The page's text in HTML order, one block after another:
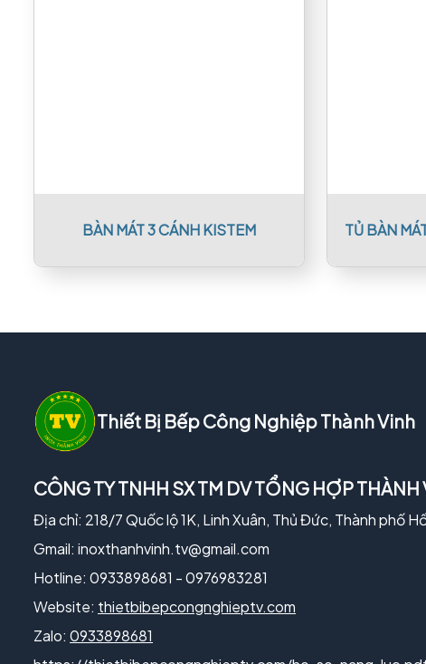
BÀN MÁT 3 CÁNH KISTEM TỦ BÀN
Thiết Bị Bếp Công Nghiệp Thành Vinh
CÔNG TY TNHH SX TM DV TỔNG HỢP THÀNH
Địa chỉ: 218/7 Quốc lộ 1K, Linh Xuân, Thủ Đức, Thành phố
Gmail: inoxthanhvinh.tv@gmail.com
Hotline: 0933898681 - 0976983281
Website: thietbibepcongnghieptv.com
Zalo: 0933898681